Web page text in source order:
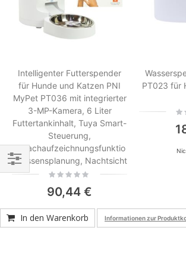
Intelligenter Futterspender
für Hunde und Katzen PNI
MyPet PT036 mit integrierter
3-MP-Kamera, 6 Liter
Futtertankinhalt, Tuya Smart-
Steuerung,
Sprachaufzeichnungsfunktio
n, Essensplanung, Nachtsicht
Rating:
90,44 €
In den Warenkorb Informationen zur
PT023 für
Einkaufsoptionen